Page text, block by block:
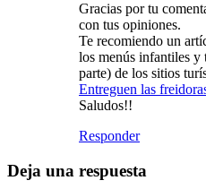
Gracias por tu
con tus opiniones.
Te recomiendo un
los menús infantiles y
parte) de los sitios
Entreguen las
Saludos!!
Responder
Deja una respuesta